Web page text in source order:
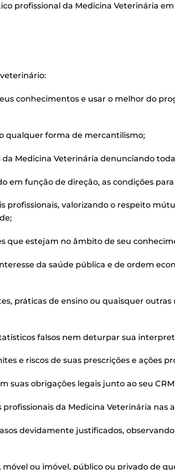
profissional da Medicina Veterinária
conhecimentos e usar o melhor do
qualquer forma de mercantilismo;
Medicina Veterinária denunciando
em função de direção, as condições
profissionais, valorizando o respeito
que estejam no âmbito de seu
da saúde pública e de ordem
práticas de ensino ou quaisquer
falsos nem deturpar sua
e riscos de suas prescrições e ações
suas obrigações legais junto ao seu
da Medicina Veterinária nas
devidamente justificados,
móvel ou imóvel, público ou privado de